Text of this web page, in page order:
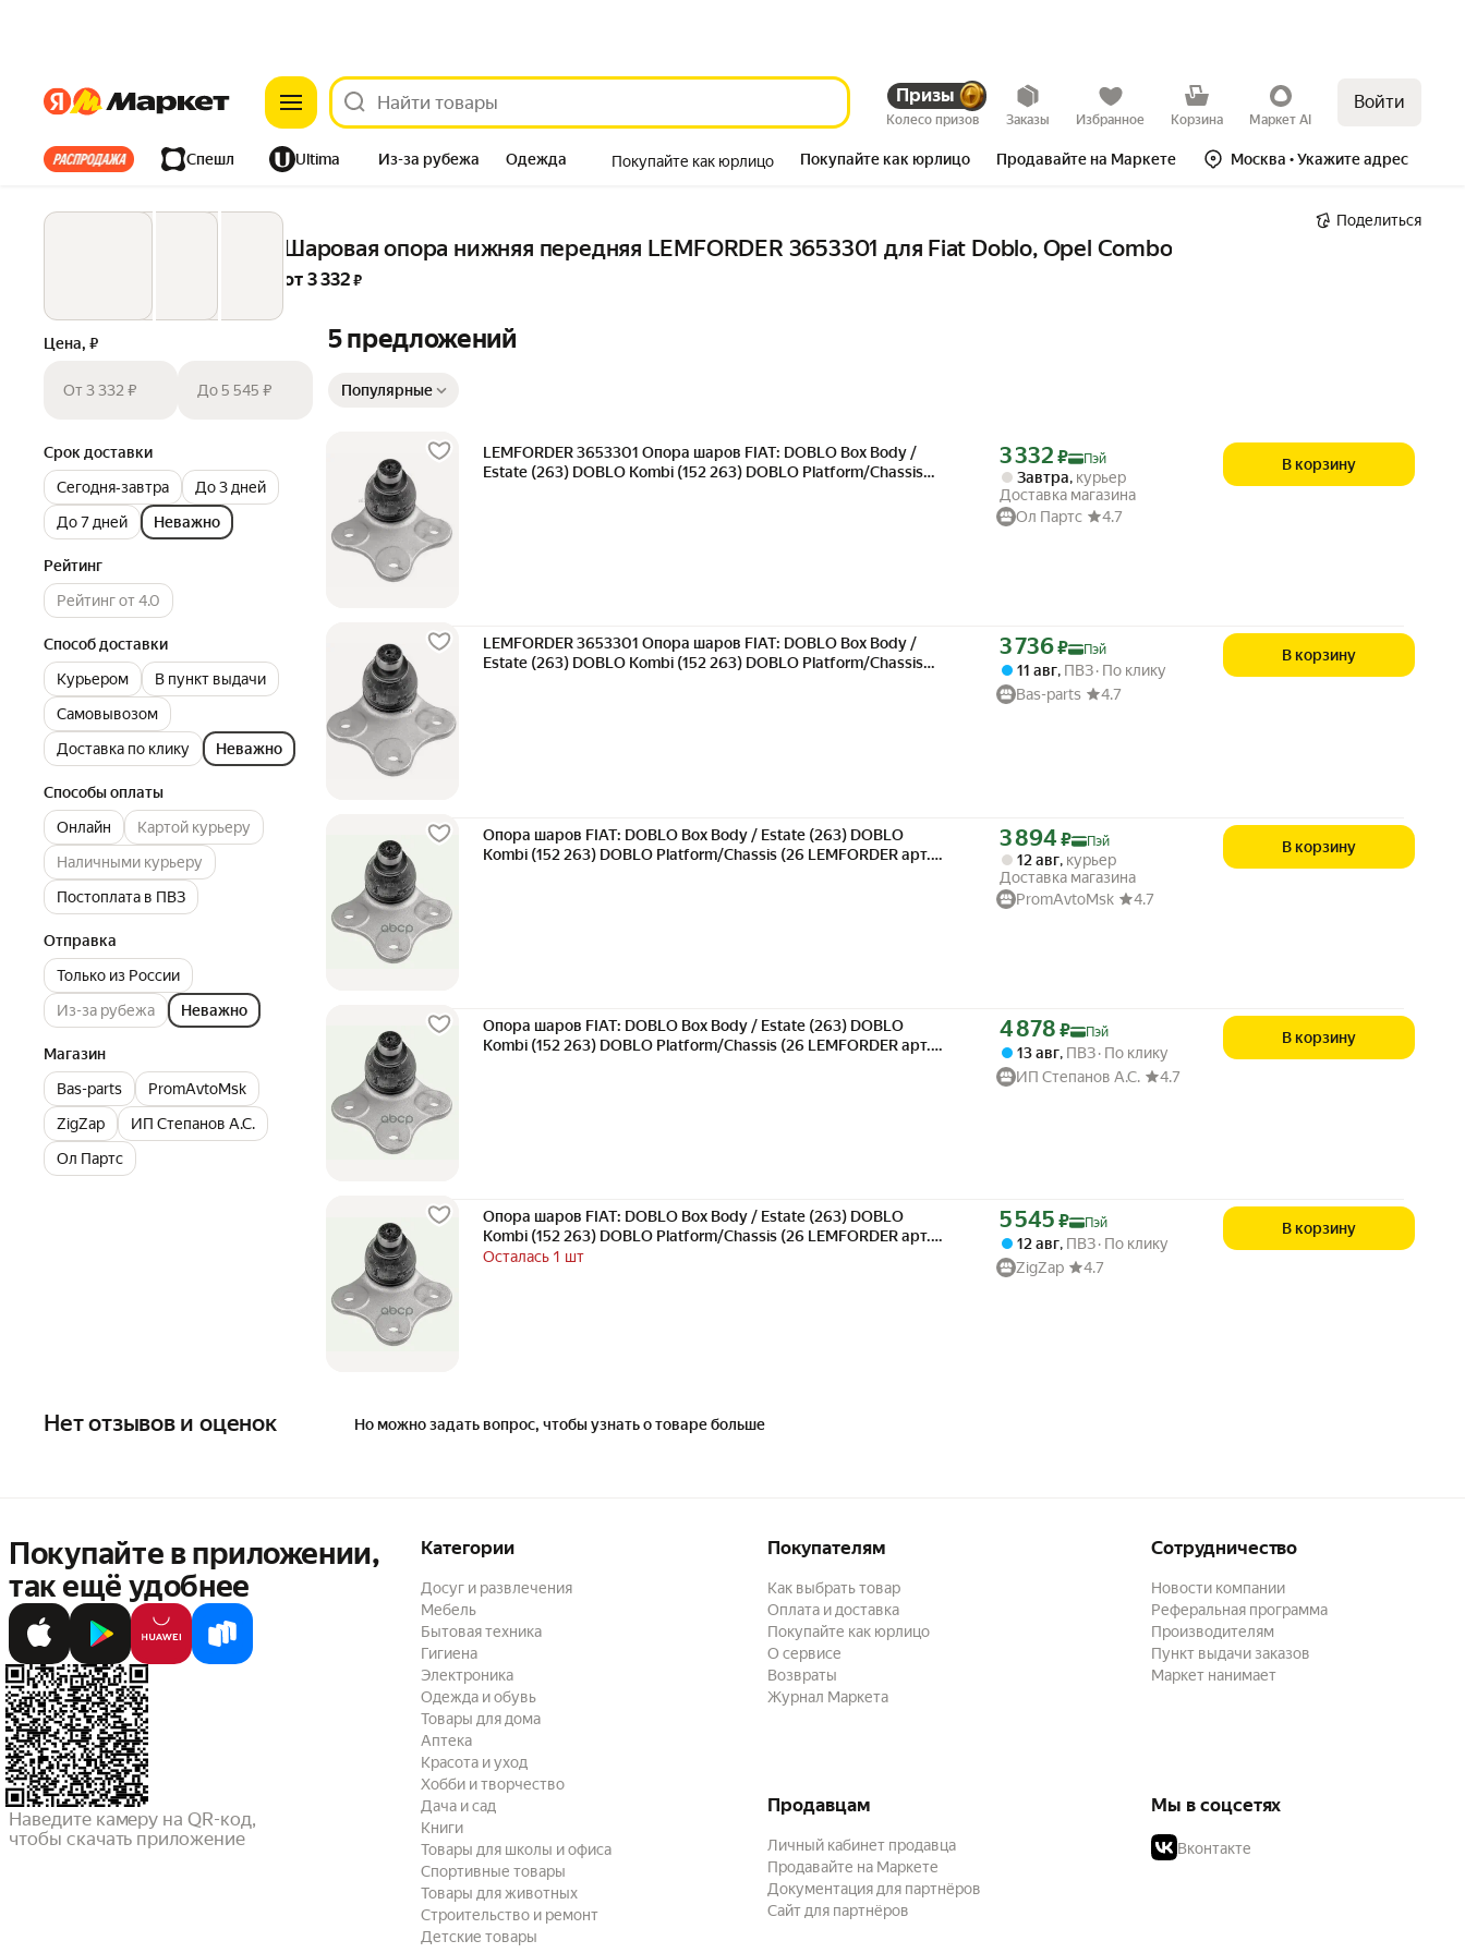
ЯндексЯндекс Призы
Колесо призов Заказы Избранное Корзина Маркет AI
Войти
Все хиты Спешл Ultima Из-за рубежа Одежда
Дом Ремонт Детям Красота
Покупайте как юрлицо Покупайте как юрлицо Продавайте на Маркете Москва • Укажите адрес
Шаровая опора нижняя передняя LEMFORDER 3653301 для Fiat Doblo, Opel Combo
от 3 332 ₽
Поделиться
Цена, ₽
От 3 332 ₽ До 5 545 ₽
Срок доставки
Сегодня‐завтра
До 3 дней
До 7 дней
Неважно
Рейтинг
Рейтинг от 4.0
Способ доставки
Курьером
В пункт выдачи
Самовывозом
Доставка по клику
Неважно
Способы оплаты
Онлайн
Картой курьеру
Наличными курьеру
Постоплата в ПВЗ
Отправка
Только из России
Из-за рубежа
Неважно
Магазин
Bas-parts
PromAvtoMsk
ZigZap
ИП Степанов А.С.
Ол Партс
5 предложений
Популярные
LEMFORDER 3653301 Опора шаров FIAT: DOBLO Box Body /
Estate (263) DOBLO Kombi (152 263) DOBLO Platform/Chassis
Цена с картой Яндекс Пэй 3332 ₽ вместо
3 332 ₽ Пэй
Завтра, курьер
Доставка магазина
Ол Партс
4.7
В корзину
LEMFORDER 3653301 Опора шаров FIAT: DOBLO Box Body /
Estate (263) DOBLO Kombi (152 263) DOBLO Platform/Chassis
Цена с картой Яндекс Пэй 3736 ₽ вместо
3 736₽ Пэй
11 авг, ПВЗ По клику
Bas-parts
4.7
В корзину
Опора шаров FIAT: DOBLO Box Body / Estate (263) DOBLO
Kombi (152 263) DOBLO Platform/Chassis (26 LEMFORDER арт.
Цена с картой Яндекс Пэй 3894 ₽ вместо
3 894 ₽ Пэй
12 авг, курьер
Доставка магазина
PromAvtoMsk
4.7
В корзину
Опора шаров FIAT: DOBLO Box Body / Estate (263) DOBLO
Kombi (152 263) DOBLO Platform/Chassis (26 LEMFORDER арт.
Цена с картой Яндекс Пэй 4878 ₽ вместо
4 878 ₽ Пэй
13 авг, ПВЗ По клику
ИП Степанов А.С.
4.7
В корзину
Опора шаров FIAT: DOBLO Box Body / Estate (263) DOBLO
Kombi (152 263) DOBLO Platform/Chassis (26 LEMFORDER арт.
3653301
Осталась 1 шт
Цена с картой Яндекс Пэй 5545 ₽ вместо
5 545 ₽ Пэй
12 авг, ПВЗ По клику
ZigZap
4.7
В корзину
Нет отзывов и оценок Но можно задать вопрос, чтобы узнать о товаре больше
Покупайте в приложении,
так ещё удобнее
Наведите камеру на QR-код,
чтобы скачать приложение
Категории
Досуг и развлечения
Мебель
Бытовая техника
Гигиена
Электроника
Одежда и обувь
Товары для дома
Аптека
Красота и уход
Хобби и творчество
Дача и сад
Книги
Товары для школы и офиса
Спортивные товары
Товары для животных
Строительство и ремонт
Детские товары
Покупателям
Как выбрать товар
Оплата и доставка
Покупайте как юрлицо
О сервисе
Возвраты
Журнал Маркета
Сотрудничество
Новости компании
Реферальная программа
Производителям
Пункт выдачи заказов
Маркет нанимает
Продавцам
Личный кабинет продавца
Продавайте на Маркете
Документация для партнёров
Сайт для партнёров
Мы в соцсетях
Вконтакте